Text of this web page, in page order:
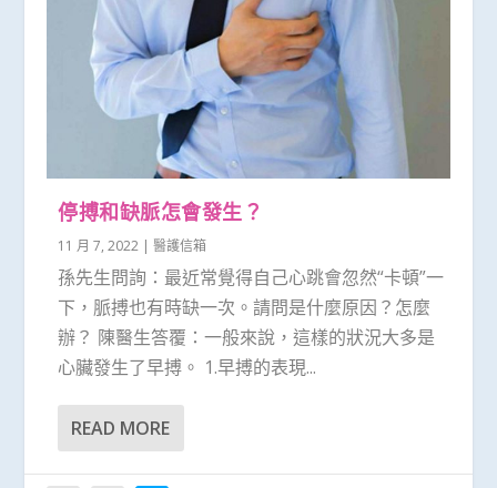
停搏和缺脈怎會發生？
11 月 7, 2022 |醫護信箱
孫先生問詢：最近常覺得自己心跳會忽然“卡頓”一
下，脈搏也有時缺一次。請問是什麼原因？怎麼
辦？ 陳醫生答覆：一般來說，這樣的狀況大多是
心臟發生了早搏。 1.早搏的表現...
READ MORE